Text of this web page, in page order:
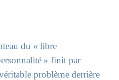
du « libre
» finit par
problème derrière